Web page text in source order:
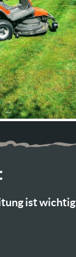
ist wichtig